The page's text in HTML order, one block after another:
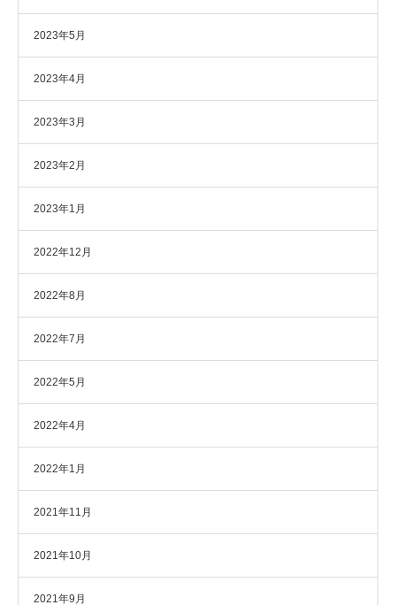
2023年5月
2023年4月
2023年3月
2023年2月
2023年1月
2022年12月
2022年8月
2022年7月
2022年5月
2022年4月
2022年1月
2021年11月
2021年10月
2021年9月